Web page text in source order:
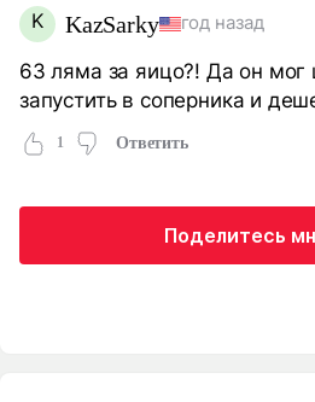
K KazSarky год назад
63 ляма за яицо?! Да он мог
запустить в соперника и
1 Ответить
Поделитесь